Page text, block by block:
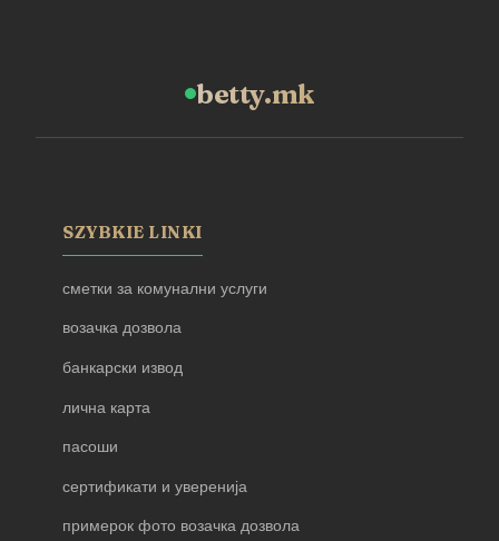
betty.mk
SZYBKIE LINKI
сметки за комунални услуги
возачка дозвола
банкарски извод
лична карта
пасоши
сертификати и уверенија
примерок фото возачка дозвола